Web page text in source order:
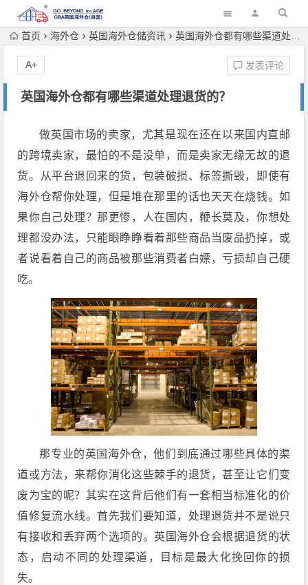
首页 海外仓 英国海外仓储资讯 英国海外仓都有哪些渠道处理退货的？
英国海外仓都有哪些渠道处理退货的？
发表评论
A+
做英国市场的卖家，尤其是现在还在以来国内直邮
的跨境卖家，最怕的不是没单，而是卖家无缘无故的退
货。从平台退回来的货，包装破损、标签撕毁，即使有
海外仓帮你处理，但是堆在那里的话也天天在烧钱。如
果你自己处理？那更惨，人在国内，鞭长莫及，你想处
理都没办法，只能眼睁睁看着那些商品当废品扔掉，或
者说看着自己的商品被那些消费者白嫖，亏损却自己硬
吃。
那专业的英国海外仓，他们到底通过哪些具体的渠
道或方法，来帮你消化这些棘手的退货，甚至让它们变
废为宝的呢？其实在这背后他们有一套相当标准化的价
值修复流水线。首先我们要知道，处理退货并不是说只
有接收和丢弃两个选项的。英国海外仓会根据退货的状
态，启动不同的处理渠道，目标是最大化挽回你的损
失。